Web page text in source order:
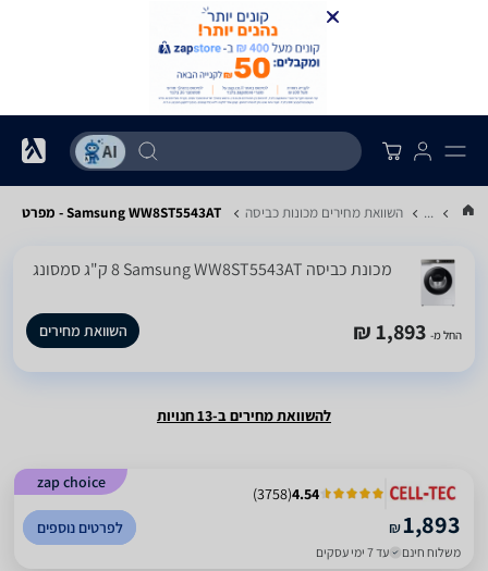
... השוואת מחירים מכונות כביסה Samsung WW8ST5543AT - מפרט
מכונת כביסה Samsung WW8ST5543AT ‏8 ‏ק"ג סמסונג
החל מ- 1,893 ₪ השוואת מחירים
להשוואת מחירים ב-13 חנויות
zap choice
4.54
(
3758
)
₪1,893
משלוח חינם עד 7 ימי עסקים
לפרטים נוספים